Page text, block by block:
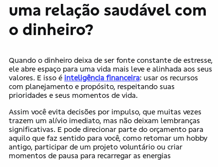
uma relação saudável com
o dinheiro?
Quando o dinheiro deixa de ser fonte constante de estresse,
ele abre espaço para uma vida mais leve e alinhada aos seus
valores. E isso é inteligência financeira: usar os recursos
com planejamento e propósito, respeitando suas
prioridades e seus momentos de vida.
Assim você evita decisões por impulso, que muitas vezes
trazem um alívio imediato, mas não deixam lembranças
significativas. E pode direcionar parte do orçamento para
aquilo que faz sentido para você, como retomar um hobby
antigo, participar de um projeto voluntário ou criar
momentos de pausa para recarregar as energias